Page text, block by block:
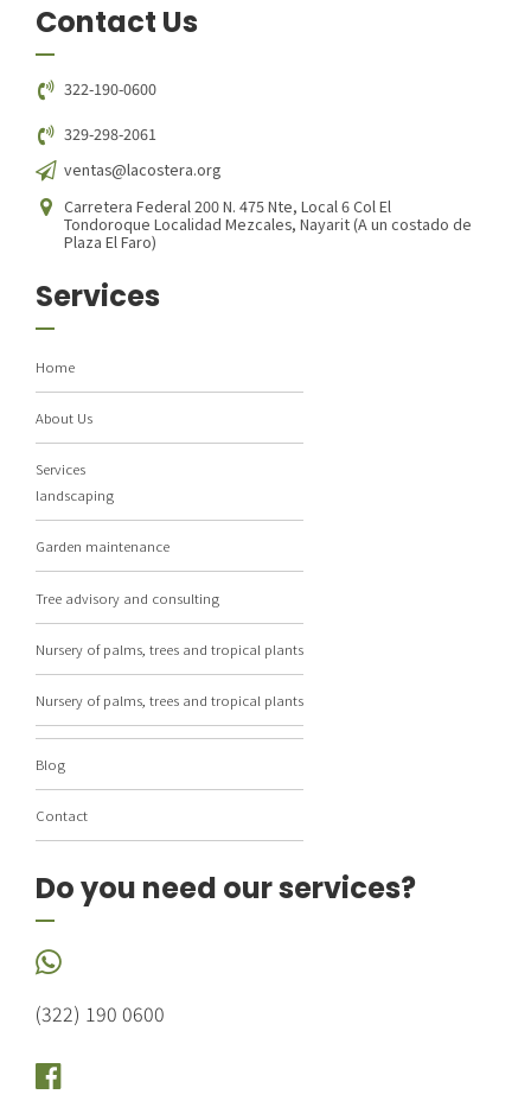
Contact Us
322-190-0600
329-298-2061
ventas@lacostera.org
Carretera Federal 200 N. 475 Nte, Local 6 Col El
Tondoroque Localidad Mezcales, Nayarit (A un costado de
Plaza El Faro)
Services
Home
About Us
Services
landscaping
Garden maintenance
Tree advisory and consulting
Nursery of palms, trees and tropical plants
Nursery of palms, trees and tropical plants
Blog
Contact
Do you need our services?
(322) 190 0600